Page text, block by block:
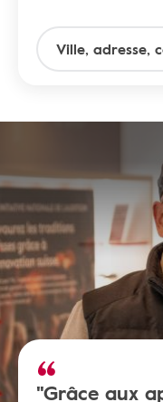
"Grâce aux